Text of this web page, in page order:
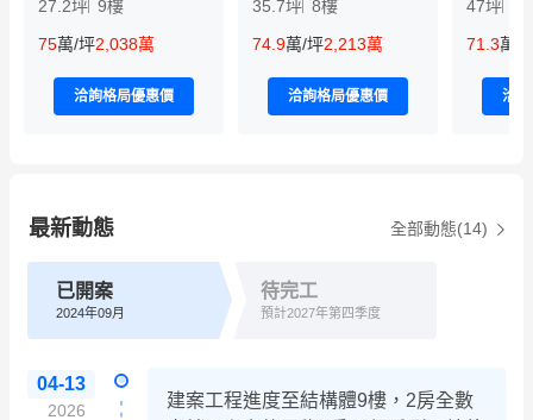
27.2坪 9樓
75萬/坪2,038萬
洽詢格局優惠價
35.7坪 8樓
74.9萬/坪2,213萬
洽詢格局優惠價
47坪
71.3萬/
洽
最新動態 全部動態(14)
已開案
2024年09月
待完工
預計2027年第四季度
04-13
2026
建案工程進度至結構體9樓，2房全數